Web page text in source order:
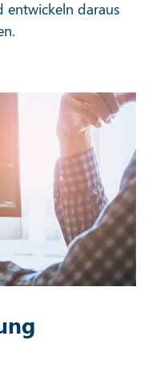
entwickeln daraus